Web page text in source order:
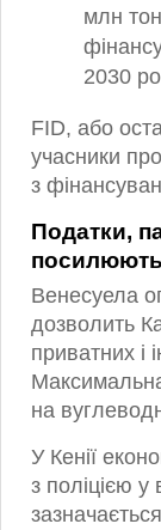
млн
2030
FID, або
учасники
з
Податки,
посилюють
Венесуела
дозволить
приватних і
на
У Кенії
з поліцією у